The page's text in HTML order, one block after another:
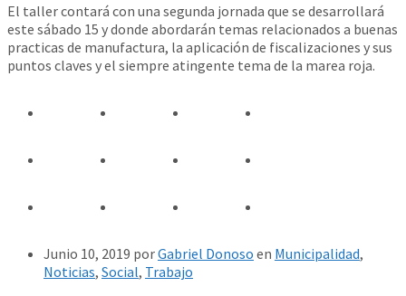
El taller contará con una segunda jornada que se desarrollará
este sábado 15 y donde abordarán temas relacionados a buenas
practicas de manufactura, la aplicación de fiscalizaciones y sus
puntos claves y el siempre atingente tema de la marea roja.
Junio 10, 2019 porGabriel Donoso en Municipalidad,
Noticias, Social, Trabajo